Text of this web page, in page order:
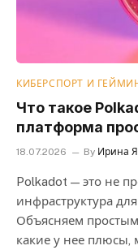
КИБЕРСПОРТ И
Что такое
платформа
18.07.2026 By Ирина
Polkadot — это не
инфраструктура
Объясняем
какие у нее плюсы,